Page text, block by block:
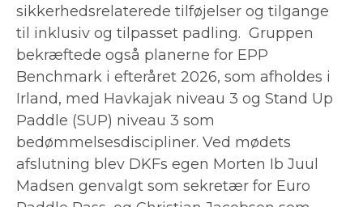
sikkerhedsrelaterede tilføjelser og tilgange
til inklusiv og tilpasset padling. Gruppen
bekræftede også planerne for EPP
Benchmark i efteråret 2026, som afholdes i
Irland, med Havkajak niveau 3 og Stand Up
Paddle (SUP) niveau 3 som
bedømmelsesdiscipliner. Ved mødets
afslutning blev DKFs egen Morten Ib Juul
Madsen genvalgt som sekretær for Euro